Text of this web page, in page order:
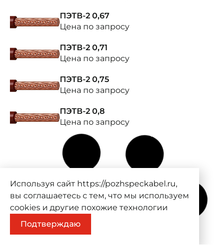
ПЭТВ-2 0,67
Цена по запросу
ПЭТВ-2 0,71
Цена по запросу
ПЭТВ-2 0,75
Цена по запросу
ПЭТВ-2 0,8
Цена по запросу
Используя сайт https://pozhspeckabel.ru,
вы соглашаетесь с тем, что мы используем
cookies и другие похожие технологии
Подтверждаю